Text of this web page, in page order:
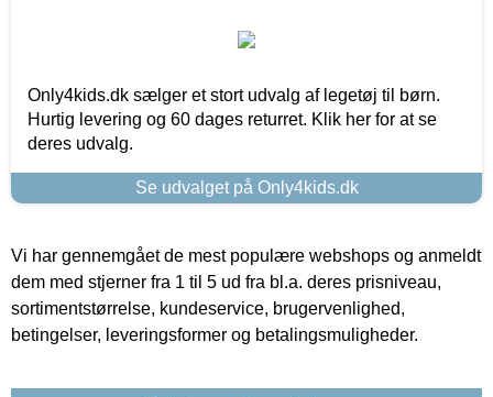
Only4kids.dk sælger et stort udvalg af legetøj til børn.
Hurtig levering og 60 dages returret. Klik her for at se
deres udvalg.
Se udvalget på Only4kids.dk
Vi har gennemgået de mest populære webshops og anmeldt
dem med stjerner fra 1 til 5 ud fra bl.a. deres prisniveau,
sortimentstørrelse, kundeservice, brugervenlighed,
betingelser, leveringsformer og betalingsmuligheder.